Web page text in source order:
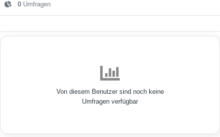
0 Umfragen
Von diesem Benutzer sind noch keine
Umfragen verfügbar